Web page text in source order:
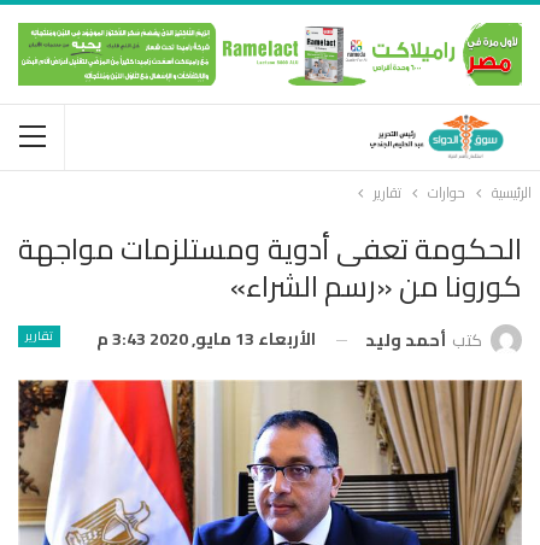
الرئيسية حوارات تقارير
الحكومة تعفى أدوية ومستلزمات مواجهة
كورونا من «رسم الشراء»
تقارير كتب أحمد وليد الأربعاء 13 مايو, 2020 3:43 م